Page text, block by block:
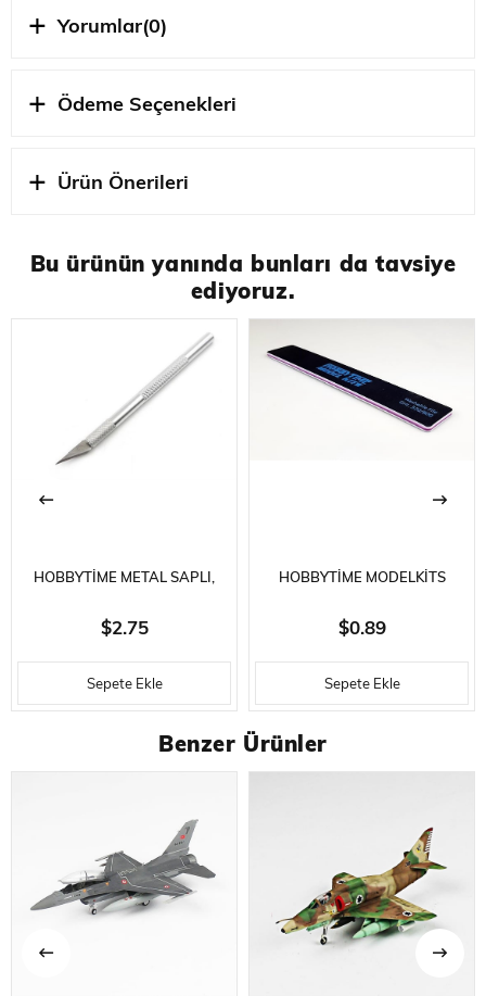
STOK
OZEL URETIM
Yorumlar(0)
Ödeme Seçenekleri
Ürün Önerileri
Bu ürünün yanında bunları da tavsiye
ediyoruz.
HOBBYTIME METAL SAPLI,
EMNIYET KAPAKLI MAKET
BIÇAĞI- 5 YEDEK UÇ İLE
$2.75
Sepete Ekle
HOBBYTIME MODELKITS
HT764 ZIMPARA ÇUBUĞU
-320/800 GRID- 180 X 30 X 4
MM.
$0.89
Sepete Ekle
Benzer Ürünler